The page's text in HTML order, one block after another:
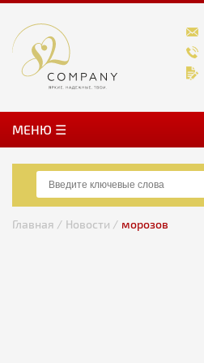
MЕНЮ ☰
Главная / Новости / морозов